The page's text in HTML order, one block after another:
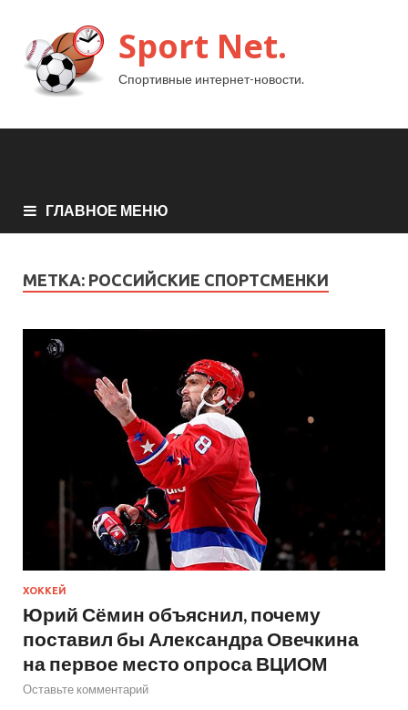
Sport Net.
Спортивные интернет-новости.
ГЛАВНОЕ МЕНЮ
МЕТКА: РОССИЙСКИЕ СПОРТСМЕНКИ
ХОККЕЙ
Юрий Сёмин объяснил, почему
поставил бы Александра Овечкина
на первое место опроса ВЦИОМ
Оставьте комментарий